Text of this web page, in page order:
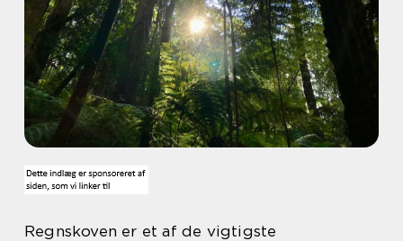
Regnskoven er et af de vigtigste